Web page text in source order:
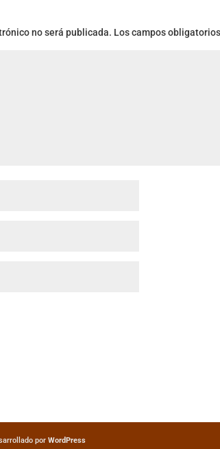
no será publicada. Los campos
por WordPress